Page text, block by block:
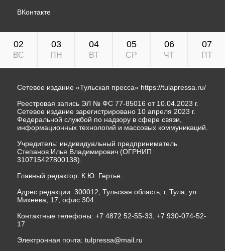
ВКонтакте
02
ВС
03
ПН
04
ВТ
05
СР
06
ЧТ
07
ПТ
Сетевое издание «Тульская пресса» https://tulapressa.ru/
Реестровая запись ЭЛ № ФС 77-85016 от 10.04.2023 г.
Сетевое издание зарегистрировано 10 апреля 2023 г.
Федеральной службой по надзору в сфере связи,
информационных технологий и массовых коммуникаций.
Учредитель: индивидуальный предприниматель
Степанов Илья Владимирович (ОГРНИП
310715427800138).
Главный редактор: К.Ю. Гертье.
Адрес редакции: 300012, Тульская область, г. Тула, ул.
Михеева, 17, офис 304.
Контактные телефоны: +7 4872 52-55-33, +7 930-074-52-
17
Электронная почта: tulpressa@mail.ru